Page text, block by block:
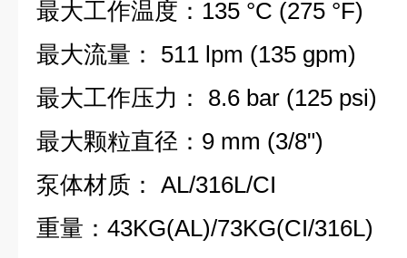
最大工作温度：135 °C (275 °F)
最大流量： 511 lpm (135 gpm)
最大工作压力： 8.6 bar (125 psi)
最大颗粒直径：9 mm (3/8")
泵体材质： AL/316L/CI
重量：43KG(AL)/73KG(CI/316L)